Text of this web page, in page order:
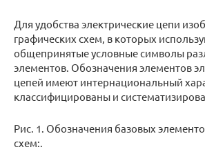
Для удобства электрические цепи
графических схем, в которых
общепринятые условные символы
элементов. Обозначения элементов
цепей имеют интернациональный
классифицированы и
Рис. 1. Обозначения базовых
схем:.